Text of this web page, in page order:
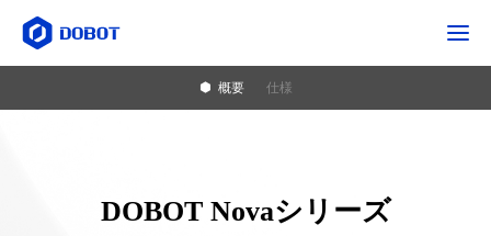
概要 仕様
DOBOT Novaシリーズ